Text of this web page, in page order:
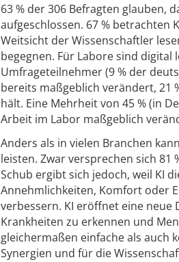
63 % der 306 Befragten glauben,
aufgeschlossen. 67 % betrachten
Weitsicht der Wissenschaftler
begegnen. Für Labore sind
Umfrageteilnehmer (9 % der
bereits maßgeblich verändert, 21
hält. Eine Mehrheit von 45 % (in
Arbeit im Labor maßgeblich
Anders als in vielen Branchen
leisten. Zwar versprechen sich 81
Schub ergibt sich jedoch, weil KI
Annehmlichkeiten, Komfort oder
verbessern. KI eröffnet eine
Krankheiten zu erkennen und
gleichermaßen einfache als auch
Synergien und für die